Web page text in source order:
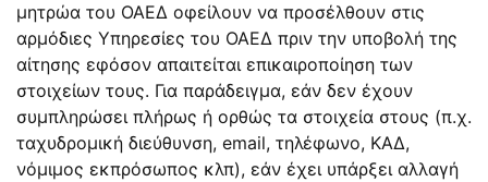
μητρώα του ΟΑΕΔ οφείλουν να προσέλθουν στις
αρμόδιες Υπηρεσίες του ΟΑΕΔ πριν την υποβολή της
αίτησης εφόσον απαιτείται επικαιροποίηση των
στοιχείων τους. Για παράδειγμα, εάν δεν έχουν
συμπληρώσει πλήρως ή ορθώς τα στοιχεία στους (π.χ.
ταχυδρομική διεύθυνση, email, τηλέφωνο, ΚΑΔ,
νόμιμος εκπρόσωπος κλπ), εάν έχει υπάρξει αλλαγή